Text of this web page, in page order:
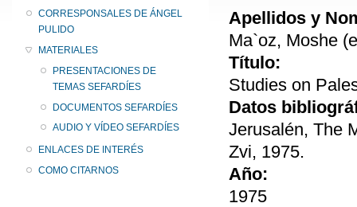
CORRESPONSALES DE ÁNGEL
PULIDO
MATERIALES
PRESENTACIONES DE
TEMAS SEFARDÍES
DOCUMENTOS SEFARDÍES
AUDIO Y VÍDEO SEFARDÍES
ENLACES DE INTERÉS
COMO CITARNOS
Apellidos y
Ma`oz, Moshe
Título:
Studies on
Datos
Jerusalén, The
Zvi, 1975.
Año:
1975